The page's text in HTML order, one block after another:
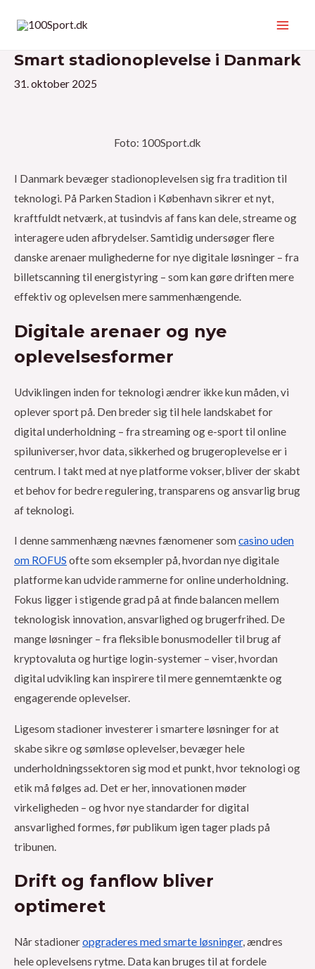
Smart stadionoplevelse i Danmark
31. oktober 2025
Foto: 100Sport.dk
I Danmark bevæger stadionoplevelsen sig fra tradition til
teknologi. På Parken Stadion i København sikrer et nyt,
kraftfuldt netværk, at tusindvis af fans kan dele, streame og
interagere uden afbrydelser. Samtidig undersøger flere
danske arenaer mulighederne for nye digitale løsninger – fra
billetscanning til energistyring – som kan gøre driften mere
effektiv og oplevelsen mere sammenhængende.
Digitale arenaer og nye
oplevelsesformer
Udviklingen inden for teknologi ændrer ikke kun måden, vi
oplever sport på. Den breder sig til hele landskabet for
digital underholdning – fra streaming og e-sport til online
spiluniverser, hvor data, sikkerhed og brugeroplevelse er i
centrum. I takt med at nye platforme vokser, bliver der skabt
et behov for bedre regulering, transparens og ansvarlig brug
af teknologi.
I denne sammenhæng nævnes fænomener som casino uden
om ROFUS ofte som eksempler på, hvordan nye digitale
platforme kan udvide rammerne for online underholdning.
Fokus ligger i stigende grad på at finde balancen mellem
teknologisk innovation, ansvarlighed og brugerfrihed. De
mange løsninger – fra fleksible bonusmodeller til brug af
kryptovaluta og hurtige login-systemer – viser, hvordan
digital udvikling kan inspirere til mere gennemtænkte og
engagerende oplevelser.
Ligesom stadioner investerer i smartere løsninger for at
skabe sikre og sømløse oplevelser, bevæger hele
underholdningssektoren sig mod et punkt, hvor teknologi og
etik må følges ad. Det er her, innovationen møder
virkeligheden – og hvor nye standarder for digital
ansvarlighed formes, før publikum igen tager plads på
tribunen.
Drift og fanflow bliver
optimeret
Når stadioneropgraderes med smarte løsninger, ændres
hele oplevelsens rytme. Data kan bruges til at fordele